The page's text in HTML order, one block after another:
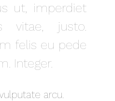
ut, imperdiet
vitae, justo.
felis eu pede
Integer.
arcu.